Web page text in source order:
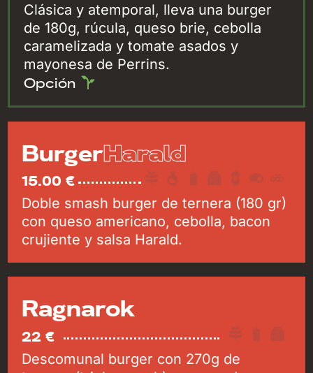
Clásica y atemporal, lleva una burger
de 180g, rúcula, queso brie, cebolla
caramelizada y tomate asados y
mayonesa de Perrins.
Opción
BurgerHarald
15.00 €
Doble smash burger de ternera (180 gr)
con queso americano, cebolla, bacon
crujiente y salsa Harald.
Ragnarok
22 €
Descomunal burger con 270g de